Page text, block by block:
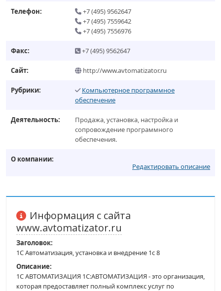
Телефон:
+7 (495) 9562647
+7 (495) 7559642
+7 (495) 7556976
Факс: +7 (495) 9562647
Сайт: http://www.avtomatizator.ru
Рубрики:
Компьютерное программное
обеспечение
Деятельность:
Продажа, установка, настройка и
сопровождение программного
обеспечения.
О компании:
Редактировать описание
Информация с сайта
www.avtomatizator.ru
Заголовок:
1С Автоматизация, установка и внедрение 1c 8
Описание:
1С АВТОМАТИЗАЦИЯ 1С:АВТОМАТИЗАЦИЯ - это организация,
которая предоставляет полный комплекс услуг по